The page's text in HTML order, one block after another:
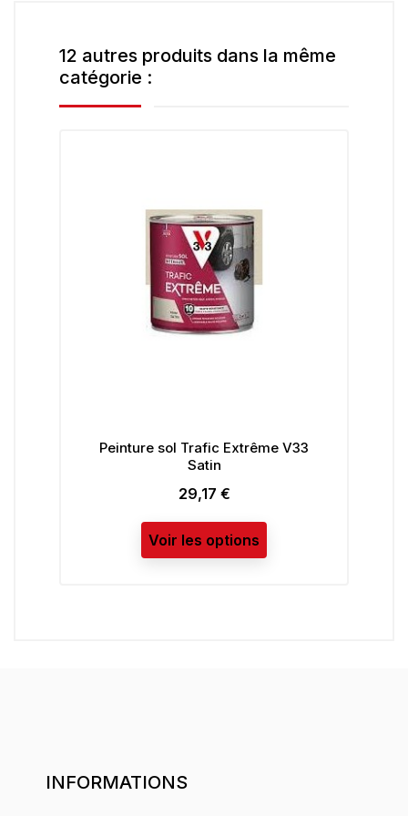
12 autres produits dans la même
catégorie :
sol Trafic Extrême V33
Lasure Climats
INFORMATIONS